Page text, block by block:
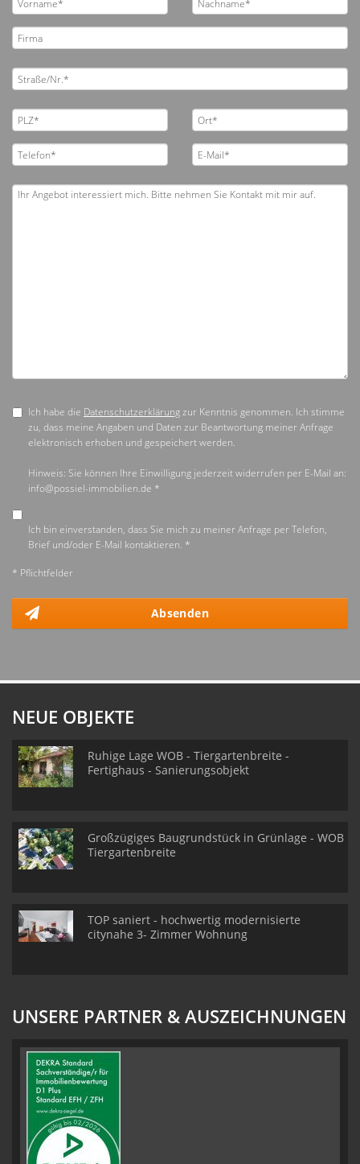
Ich habe die Datenschutzerklärungzur Kenntnis genommen. Ich stimme
zu, dass meine Angaben und Daten zur Beantwortung meiner Anfrage
elektronisch erhoben und gespeichert werden.
Hinweis: Sie können Ihre Einwilligung jederzeit widerrufen per E-Mail an:
info@possiel-immobilien.de *
Ich bin einverstanden, dass Sie mich zu meiner Anfrage per Telefon,
Brief und/oder E-Mail kontaktieren. *
* Pflichtfelder
Absenden
NEUE OBJEKTE
Ruhige Lage WOB - Tiergartenbreite -
Fertighaus - Sanierungsobjekt
Großzügiges Baugrundstück in Grünlage - WOB
Tiergartenbreite
TOP saniert - hochwertig modernisierte
citynahe 3- Zimmer Wohnung
UNSERE PARTNER & AUSZEICHNUNGEN